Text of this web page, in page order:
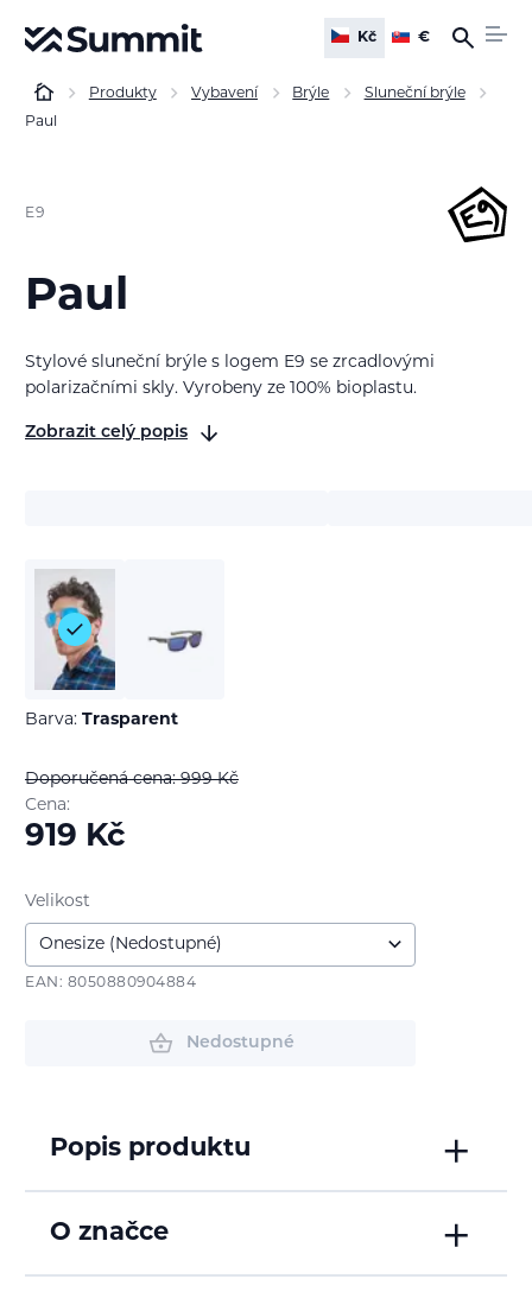
Kč €
Produkty Vybavení Brýle
Sluneční brýle
Paul
E9
Paul
Stylové sluneční brýle s logem E9 se zrcadlovými
polarizačními skly. Vyrobeny ze 100% bioplastu.
Zobrazit celý popis
Barva: Trasparent
Doporučená cena: 999Kč
Cena:
919 Kč
Velikost
EAN: 8050880904884
Nedostupné
Popis produktu
O značce